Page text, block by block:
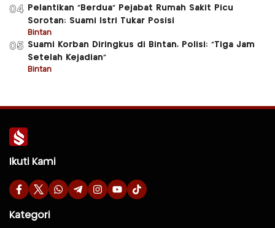
04
Pelantikan “Berdua” Pejabat Rumah Sakit Picu
Sorotan: Suami Istri Tukar Posisi
Bintan
05 Suami Korban Diringkus di Bintan, Polisi: “Tiga Jam
Setelah Kejadian”
Bintan
Ikuti Kami
Kategori